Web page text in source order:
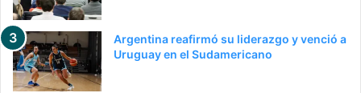
Argentina reafirmó su liderazgo y venció a
Uruguay en el Sudamericano